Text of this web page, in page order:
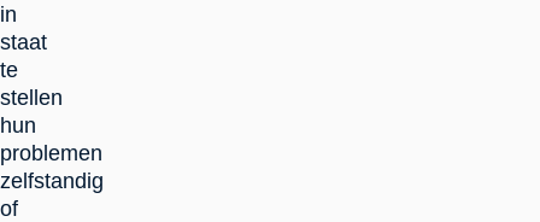
in
staat
te
stellen
hun
problemen
zelfstandig
of